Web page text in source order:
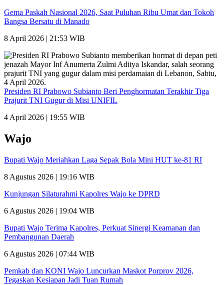
Gema Paskah Nasional 2026, Saat Puluhan Ribu Umat dan Tokoh
Bangsa Bersatu di Manado
8 April 2026 | 21:53 WIB
Presiden RI Prabowo Subianto Beri Penghormatan Terakhir Tiga
Prajurit TNI Gugur di Misi UNIFIL
4 April 2026 | 19:55 WIB
Wajo
Bupati Wajo Meriahkan Laga Sepak Bola Mini HUT ke-81 RI
8 Agustus 2026 | 19:16 WIB
Kunjungan Silaturahmi Kapolres Wajo ke DPRD
6 Agustus 2026 | 19:04 WIB
Bupati Wajo Terima Kapolres, Perkuat Sinergi Keamanan dan
Pembangunan Daerah
6 Agustus 2026 | 07:44 WIB
Pemkab dan KONI Wajo Luncurkan Maskot Porprov 2026,
Tegaskan Kesiapan Jadi Tuan Rumah